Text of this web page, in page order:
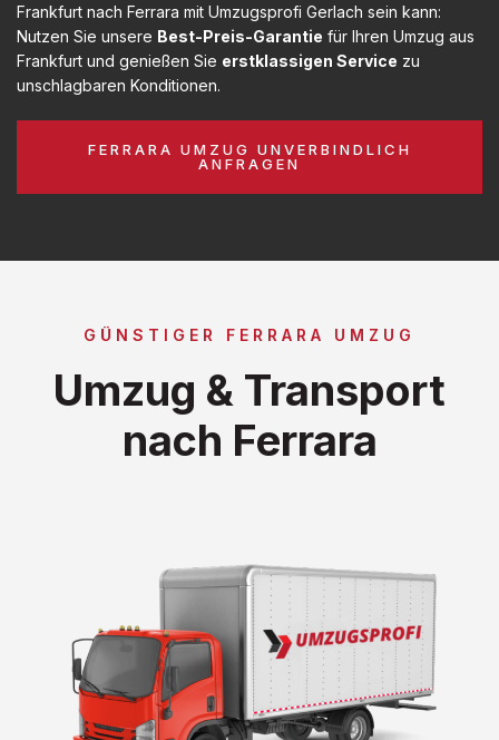
Frankfurt nach Ferrara mit Umzugsprofi Gerlach sein kann:
Nutzen Sie unsere Best-Preis-Garantie für Ihren Umzug aus
Frankfurt und genießen Sie erstklassigen Service zu
unschlagbaren Konditionen.
FERRARA UMZUG UNVERBINDLICH
ANFRAGEN
GÜNSTIGER FERRARA UMZUG
Umzug & Transport
nach Ferrara